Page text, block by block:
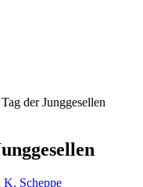
der Junggesellen
K. Scheppe